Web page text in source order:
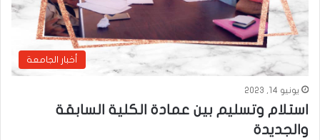
أخبار الجامعة
يونيو 14, 2023
استلام وتسليم بين عمادة الكلية السابقة
والجديدة